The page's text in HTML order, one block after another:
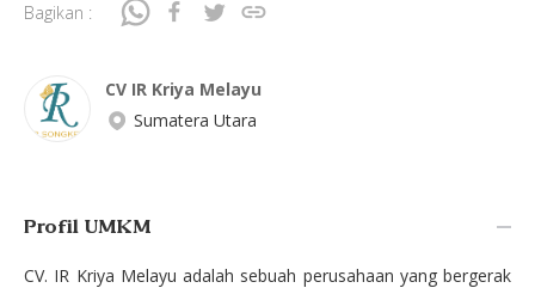
Bagikan :
CV IR Kriya Melayu
Sumatera Utara
Profil UMKM
CV. IR Kriya Melayu adalah sebuah perusahaan yang bergerak